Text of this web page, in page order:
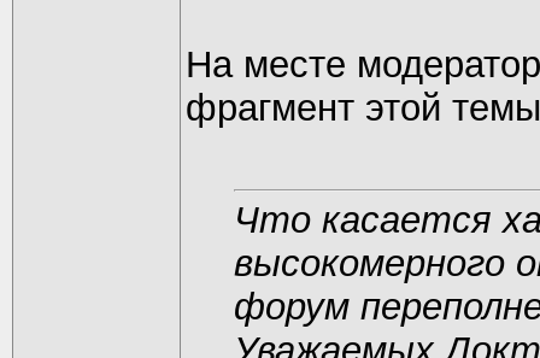
На месте
фрагмент этой
Что касается
высокомерного
форум